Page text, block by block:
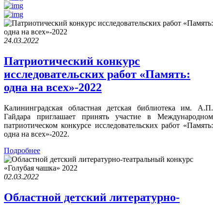
24.03.2022
Патриотический конкурс
исследовательских работ «Память:
одна на всех»-2022
Калининградская областная детская библиотека им. А.П.
Гайдара приглашает принять участие в Международном
патриотическом конкурсе исследовательских работ «Память:
одна на всех»-2022.
Подробнее
02.03.2022
Областной детский литературно-